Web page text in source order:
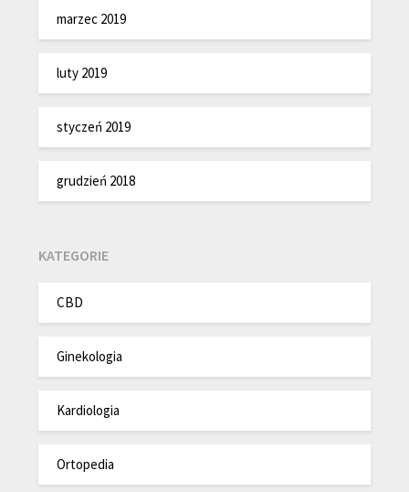
marzec 2019
luty 2019
styczeń 2019
grudzień 2018
KATEGORIE
CBD
Ginekologia
Kardiologia
Ortopedia